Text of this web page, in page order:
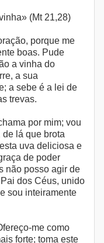
(Mt 21,28)
porque me
boas. Pude
a vinha do
a sua
a sebe é a lei de
trevas.
por mim; vou
lá que brota
uva deliciosa e
de poder
não posso agir de
dos Céus, unido
sou inteiramente
me como
forte; toma este